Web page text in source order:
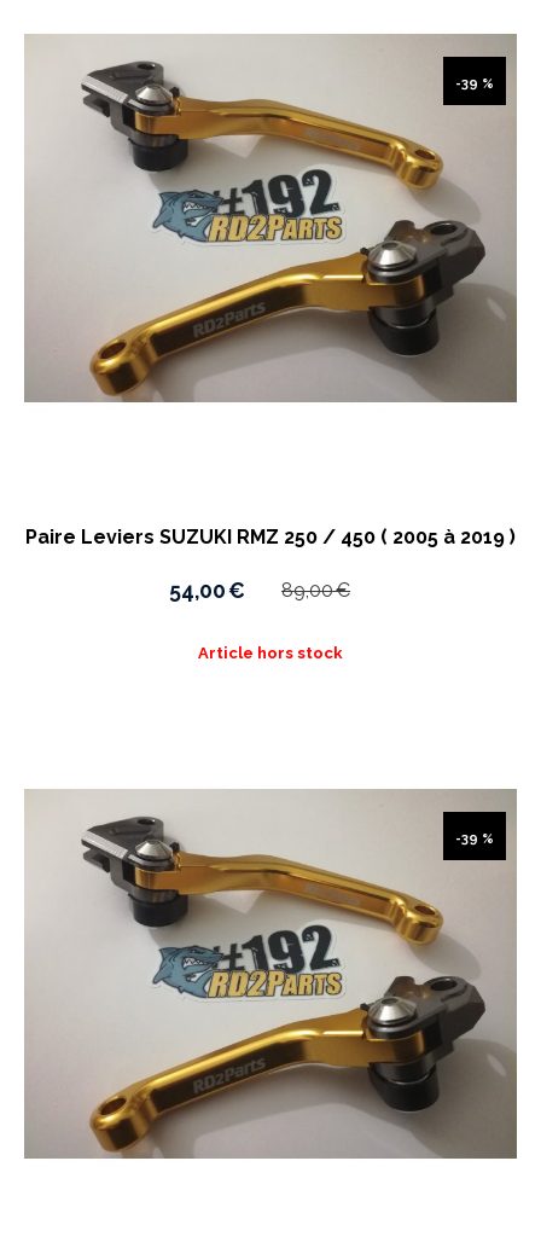
-39 %
Paire Leviers SUZUKI RMZ 250 / 450 ( 2005 à 2019 )
54,00€ 89,00€
Article hors stock
-39 %